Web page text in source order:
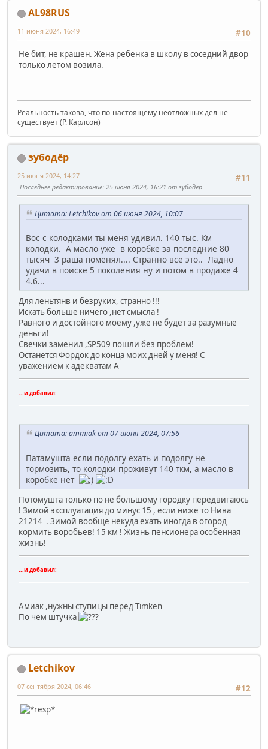
AL98RUS
#10
11 июня 2024, 16:49
Не бит, не крашен. Жена ребенка в школу в соседний двор
только летом возила.
Реальность такова, что по-настоящему неотложных дел не
существует (Р. Карлсон)
зубодёр
#11
25 июня 2024, 14:27
Последнее редактирование: 25 июня 2024, 16:21 от зубодёр
Цитата: Letchikov от 06 июня 2024, 10:07
Вос с колодками ты меня удивил. 140 тыс. Км
колодки. А масло уже в коробке за последние 80
тысяч 3 раша поменял.... Странно все это.. Ладно
удачи в поиске 5 поколения ну и потом в продаже 4
4.6...
Для леньтянв и безруких, странно !!!
Искать больше ничего ,нет смысла !
Равного и достойного моему ,уже не будет за разумные
деньги!
Свечки заменил ,SP509 пошли без проблем!
Останется Фордок до конца моих дней у меня! С
уважением к адекватам А
...и добавил:
Цитата: ammiak от 07 июня 2024, 07:56
Патамушта если подолгу ехать и подолгу не
тормозить, то колодки проживут 140 ткм, а масло в
коробке нет
Потомушта только по не большому городку передвигаюсь
! Зимой эксплуатация до минус 15 , если ниже то Нива
21214 . Зимой вообще некуда ехать иногда в огород
кормить воробьев! 15 км ! Жизнь пенсионера особенная
жизнь!
...и добавил:
Амиак ,нужны ступицы перед Timken
По чем штучка
Letchikov
#12
07 сентября 2024, 06:46